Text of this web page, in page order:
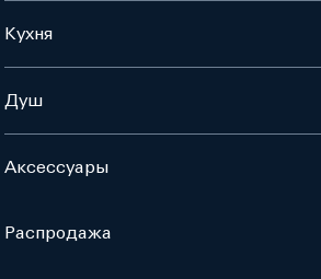
Кухня
Душ
Аксессуары
Распродажа